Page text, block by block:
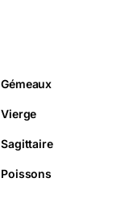
Gémeaux
Vierge
Sagittaire
Poissons